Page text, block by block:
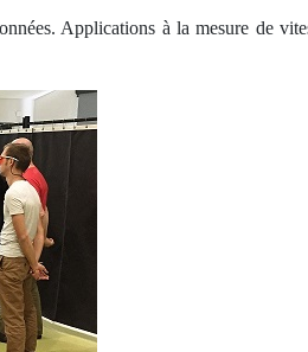
Applications à la mesure de